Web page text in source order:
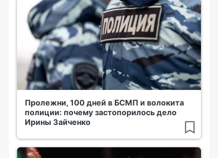
Пролежни, 100 дней в БСМП и волокита
полиции: почему застопорилось дело
Ирины Зайченко